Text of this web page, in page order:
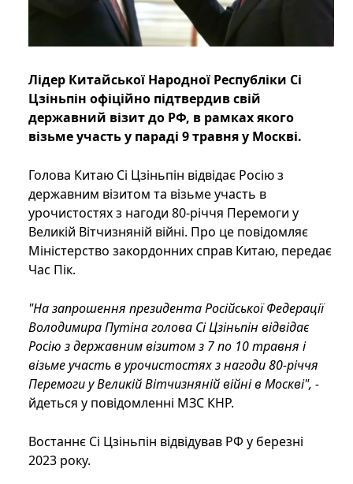
Лідер Китайської Народної Республіки Сі
Цзіньпін офіційно підтвердив свій
державний візит до РФ, в рамках якого
візьме участь у параді 9 травня у Москві.
Голова Китаю Сі Цзіньпін відвідає Росію з
державним візитом та візьме участь в
урочистостях з нагоди 80-річчя Перемоги у
Великій Вітчизняній війні. Про це повідомляє
Міністерство закордонних справ Китаю, передає
Час Пік.
"На запрошення президента Російської Федерації
Володимира Путіна голова Сі Цзіньпін відвідає
Росію з державним візитом з 7 по 10 травня і
візьме участь в урочистостях з нагоди 80-річчя
Перемоги у Великій Вітчизняній війні в Москві", -
йдеться у повідомленні МЗС КНР.
Востаннє Сі Цзіньпін відвідував РФ у березні
2023 року.